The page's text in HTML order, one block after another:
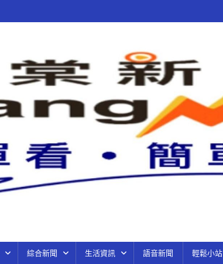
綜合新聞 生活資訊 語音新聞 輕鬆小站